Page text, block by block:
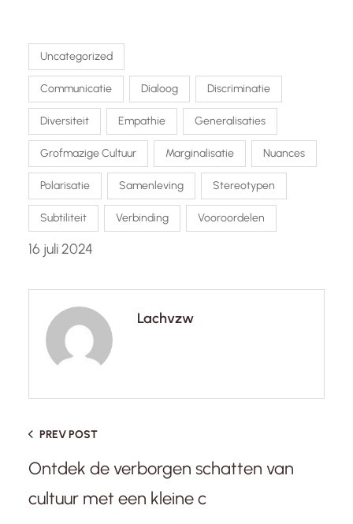
Uncategorized
Communicatie Dialoog Discriminatie
Diversiteit Empathie Generalisaties
Grofmazige Cultuur Marginalisatie Nuances
Polarisatie Samenleving Stereotypen
Subtiliteit Verbinding Vooroordelen
16 juli 2024
Lachvzw
PREV POST
Ontdek de verborgen schatten van
cultuur met een kleine c